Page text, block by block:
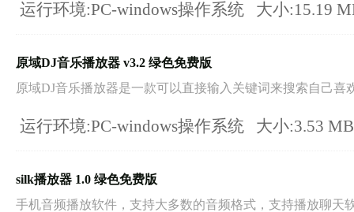
运行环境:PC-windows操作系统 大小:15.19
原域DJ音乐播放器 v3.2 绿色免费版
原域DJ音乐播放器是一款可以直接输入关键词来搜索自己喜
运行环境:PC-windows操作系统 大小:3.53
silk播放器 1.0 绿色免费版
手机音频播放软件，支持大多数的音频格式，支持播放聊天